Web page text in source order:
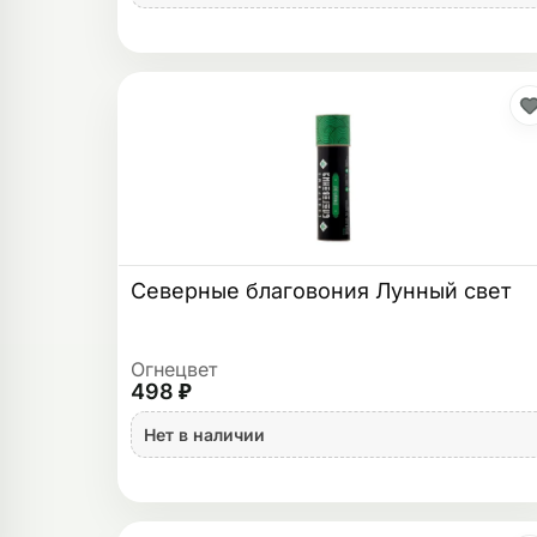
Северные благовония Лунный свет
Огнецвет
498 ₽
Нет в наличии